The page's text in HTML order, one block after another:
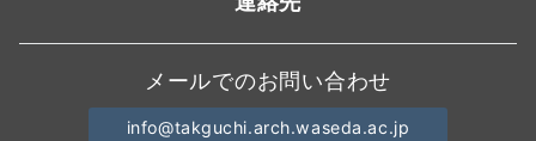
メールでのお問い合わせ
info@takguchi.arch.waseda.ac.jp